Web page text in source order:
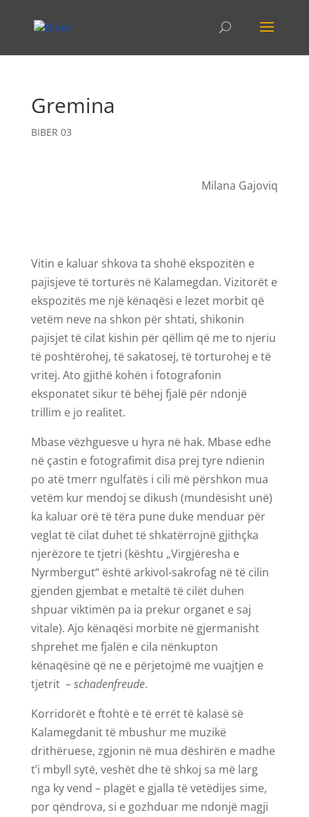
Gremina
BIBER 03
Milana Gajoviq
Vitin e kaluar shkova ta shohë ekspozitën e
pajisjeve të torturës në Kalamegdan. Vizitorët e
ekspozitës me një kënaqësi e lezet morbit që
vetëm neve na shkon për shtati, shikonin
pajisjet të cilat kishin për qëllim që me to njeriu
të poshtërohej, të sakatosej, të torturohej e të
vritej. Ato gjithë kohën i fotografonin
eksponatet sikur të bëhej fjalë për ndonjë
trillim e jo realitet.
Mbase vëzhguesve u hyra në hak. Mbase edhe
në çastin e fotografimit disa prej tyre ndienin
po atë tmerr ngulfatës i cili më përshkon mua
vetëm kur mendoj se dikush (mundësisht unë)
ka kaluar orë të tëra pune duke menduar për
veglat të cilat duhet të shkatërrojnë gjithçka
njerëzore te tjetri (kështu „Virgjëresha e
Nyrmbergut“ është arkivol-sakrofag në të cilin
gjenden gjembat e metaltë të cilët duhen
shpuar viktimën pa ia prekur organet e saj
vitale). Ajo kënaqësi morbite në gjermanisht
shprehet me fjalën e cila nënkupton
kënaqësinë që ne e përjetojmë me vuajtjen e
tjetrit –schadenfreude.
Korridorët e ftohtë e të errët të kalasë së
Kalamegdanit të mbushur me muzikë
drithëruese, zgjonin në mua dëshirën e madhe
t’i mbyll sytë, veshët dhe të shkoj sa më larg
nga ky vend – plagët e gjalla të vetëdijes sime,
por qëndrova, si e gozhduar me ndonjë magji